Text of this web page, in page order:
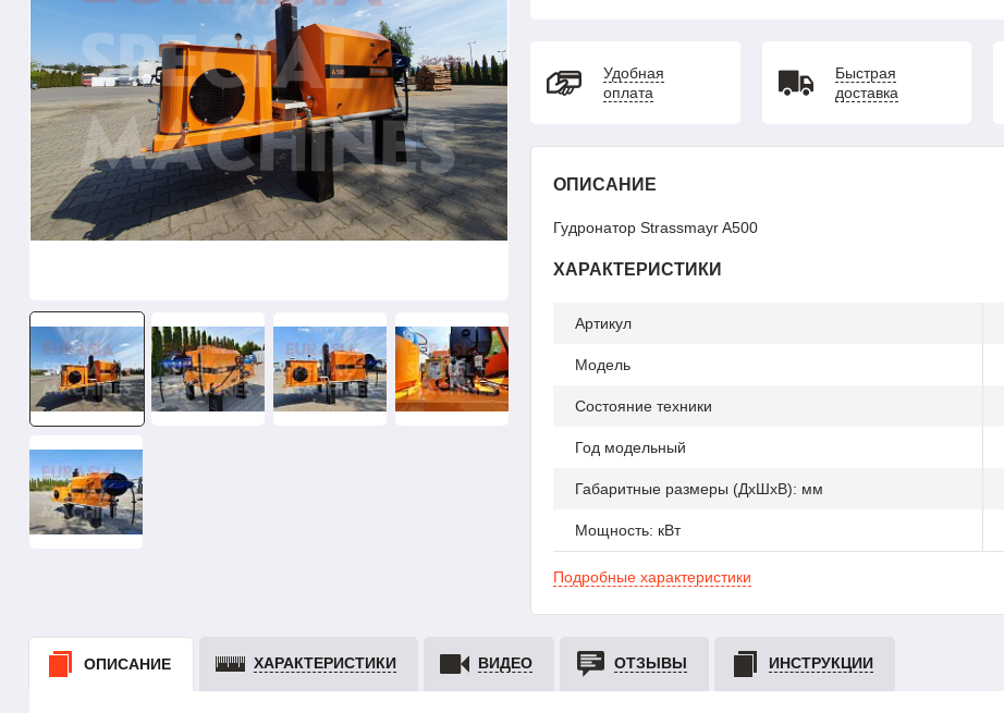
Удобная
оплата
Быстрая
доставка
ОПИСАНИЕ
Гудронатор Strassmayr A500
ХАРАКТЕРИСТИКИ
Артикул
Модель
Состояние техники
Год модельный
Габаритные размеры (ДхШхВ): мм
Мощность: кВт
Подробные характеристики
ОПИСАНИЕ ХАРАКТЕРИСТИКИ ВИДЕО ОТЗЫВЫ ИНСТРУКЦИИ